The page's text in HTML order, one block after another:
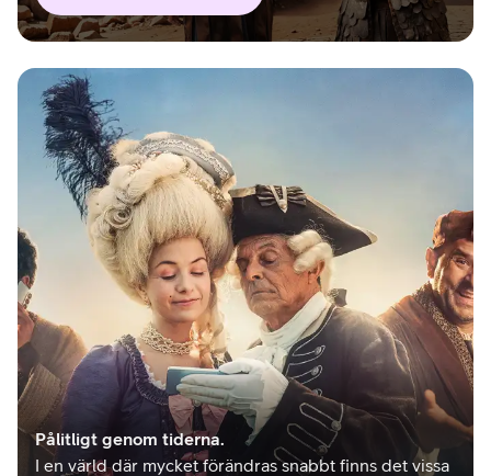
Pålitligt genom tiderna.
I en värld där mycket förändras snabbt finns det vissa